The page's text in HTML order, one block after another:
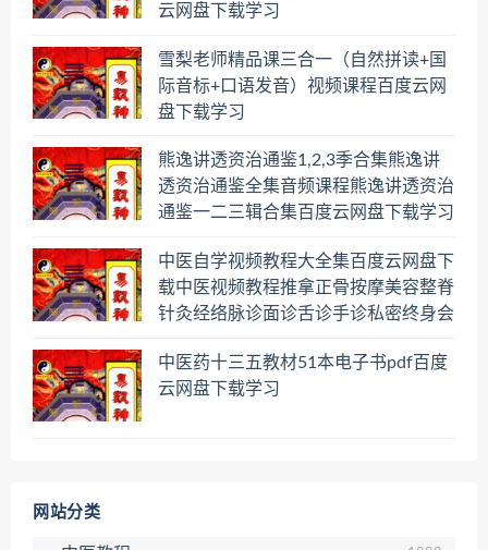
云网盘下载学习
雪梨老师精品课三合一（自然拼读+国
际音标+口语发音）视频课程百度云网
盘下载学习
熊逸讲透资治通鉴1,2,3季合集熊逸讲
透资治通鉴全集音频课程熊逸讲透资治
通鉴一二三辑合集百度云网盘下载学习
中医自学视频教程大全集百度云网盘下
载中医视频教程推拿正骨按摩美容整脊
针灸经络脉诊面诊舌诊手诊私密终身会
中医药十三五教材51本电子书pdf百度
云网盘下载学习
网站分类